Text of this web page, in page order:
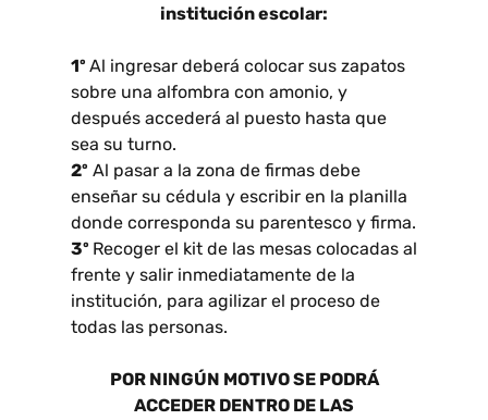
institución escolar:
1º Al ingresar deberá colocar sus zapatos
sobre una alfombra con amonio, y
después accederá al puesto hasta que
sea su turno.
2º Al pasar a la zona de firmas debe
enseñar su cédula y escribir en la planilla
donde corresponda su parentesco y firma.
3º Recoger el kit de las mesas colocadas al
frente y salir inmediatamente de la
institución, para agilizar el proceso de
todas las personas.
POR NINGÚN MOTIVO SE PODRÁ
ACCEDER DENTRO DE LAS